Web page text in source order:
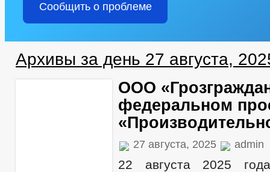
Сообщить о проблеме
Архивы за день 27 августа,
ООО
федеральном
27 августа, 2025 admin
22 августа 2025 года